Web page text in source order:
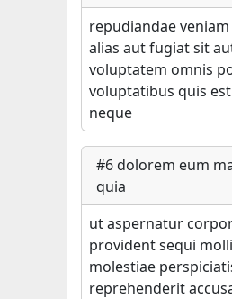
repudiandae
alias aut fugiat sit
voluptatem omnis
voluptatibus quis
neque
#6dolorem eum
quia
ut aspernatur
provident sequi
molestiae
reprehenderit